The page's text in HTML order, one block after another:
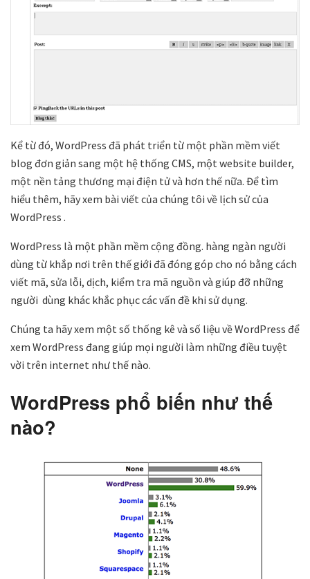
Kể từ đó, WordPress đã phát triển từ một phần mềm viết
blog đơn giản sang một hệ thống CMS, một website builder,
một nền tảng thương mại điện tử và hơn thế nữa. Để tìm
hiểu thêm, hãy xem bài viết của chúng tôi về lịch sử của
WordPress .
WordPress là một phần mềm cộng đồng. hàng ngàn người
dùng từ khắp nơi trên thế giới đã đóng góp cho nó bằng cách
viết mã, sửa lỗi, dịch, kiểm tra mã nguồn và giúp đỡ những
người dùng khác khắc phục các vấn đề khi sử dụng.
Chúng ta hãy xem một số thống kê và số liệu về WordPress để
xem WordPress đang giúp mọi người làm những điều tuyệt
vời trên internet như thế nào.
WordPress phổ biến như thế
nào?